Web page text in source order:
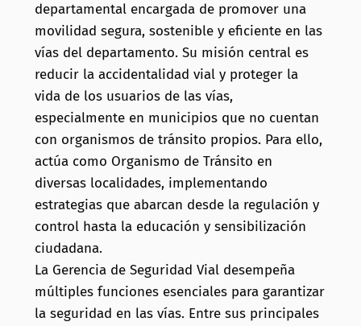
departamental encargada de promover una
movilidad segura, sostenible y eficiente en las
vías del departamento. Su misión central es
reducir la accidentalidad vial y proteger la
vida de los usuarios de las vías,
especialmente en municipios que no cuentan
con organismos de tránsito propios. Para ello,
actúa como Organismo de Tránsito en
diversas localidades, implementando
estrategias que abarcan desde la regulación y
control hasta la educación y sensibilización
ciudadana.
La Gerencia de Seguridad Vial desempeña
múltiples funciones esenciales para garantizar
la seguridad en las vías. Entre sus principales